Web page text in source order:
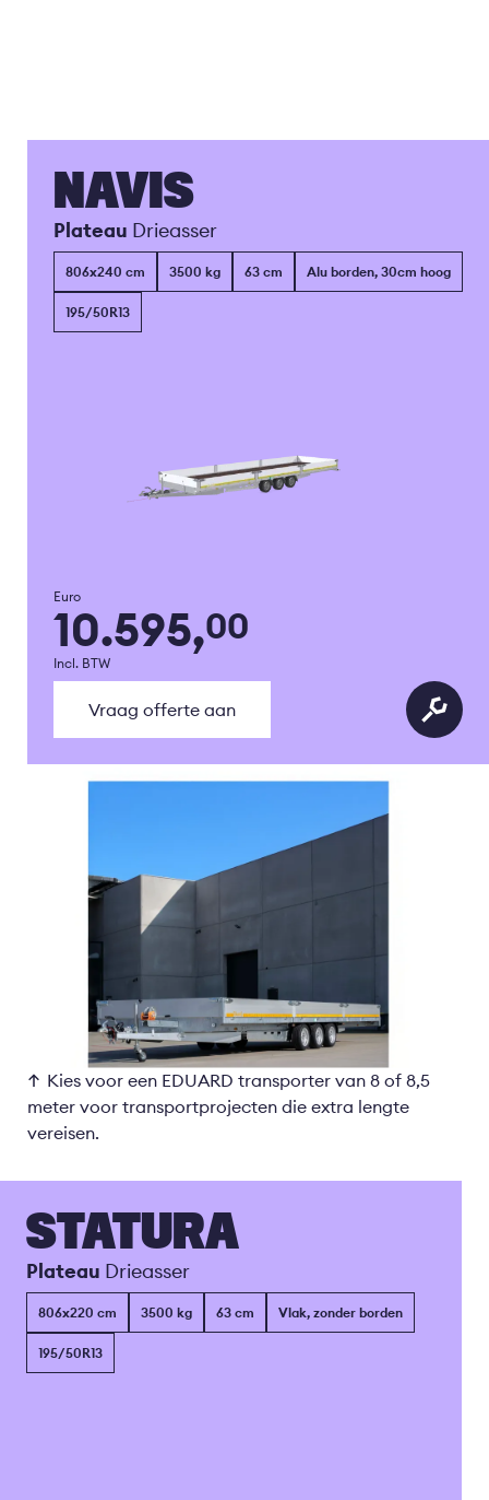
Kies voor een EDUARD transporter van 8 of 8,5
meter voor transportprojecten die extra lengte
vereisen.
NAVIS
Plateau Drieasser
806x240 cm 3500 kg 63 cm Alu borden, 30cm hoog
195/50R13
Euro
10.595,00
Incl. BTW
Vraag offerte aan
STATURA
Plateau Drieasser
806x220 cm 3500 kg 63 cm Vlak, zonder borden
195/50R13